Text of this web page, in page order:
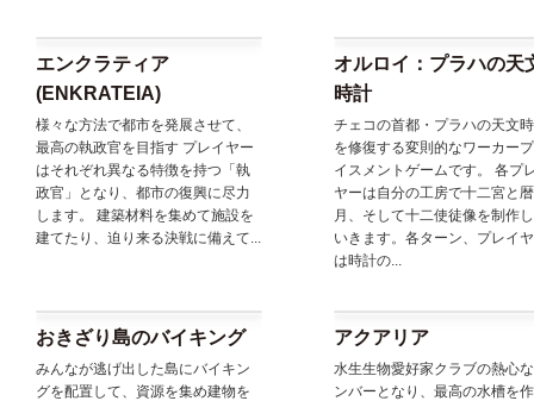
エンクラティア
(ENKRATEIA)
様々な方法で都市を発展させて、
最高の執政官を目指す プレイヤー
はそれぞれ異なる特徴を持つ「執
政官」となり、都市の復興に尽力
します。 建築材料を集めて施設を
建てたり、迫り来る決戦に備えて...
オルロイ：プラハの天
時計
チェコの首都・プラハの天文
を修復する変則的なワーカー
イスメントゲームです。 各プ
ヤーは自分の工房で十二宮と
月、そして十二使徒像を制作
いきます。各ターン、プレイ
は時計の...
おきざり島のバイキング
みんなが逃げ出した島にバイキン
グを配置して、資源を集め建物を
アクアリア
水生生物愛好家クラブの熱心
ンバーとなり、最高の水槽を